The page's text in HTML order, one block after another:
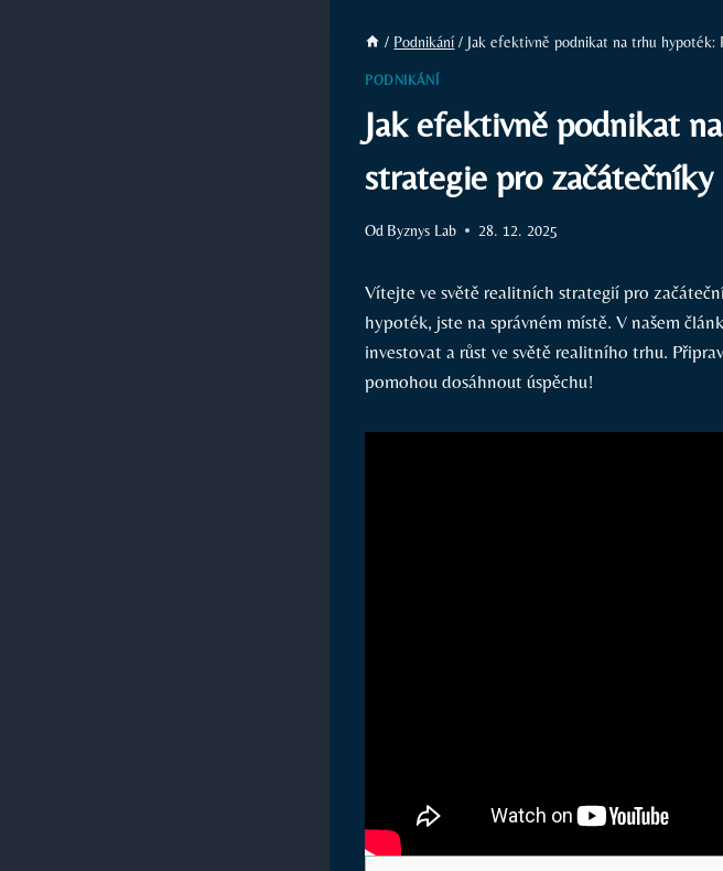
/ Podnikání / Jak efektivně podnikat na trhu hypoték:
PODNIKÁNÍ
Jak efektivně podnikat
strategie pro začátečníky
Od Byznys Lab 28. 12. 2025
Vítejte ve světě realitních strategií pro
hypoték, jste na správném místě. V našem
investovat a růst ve světě realitního trhu.
pomohou dosáhnout úspěchu!